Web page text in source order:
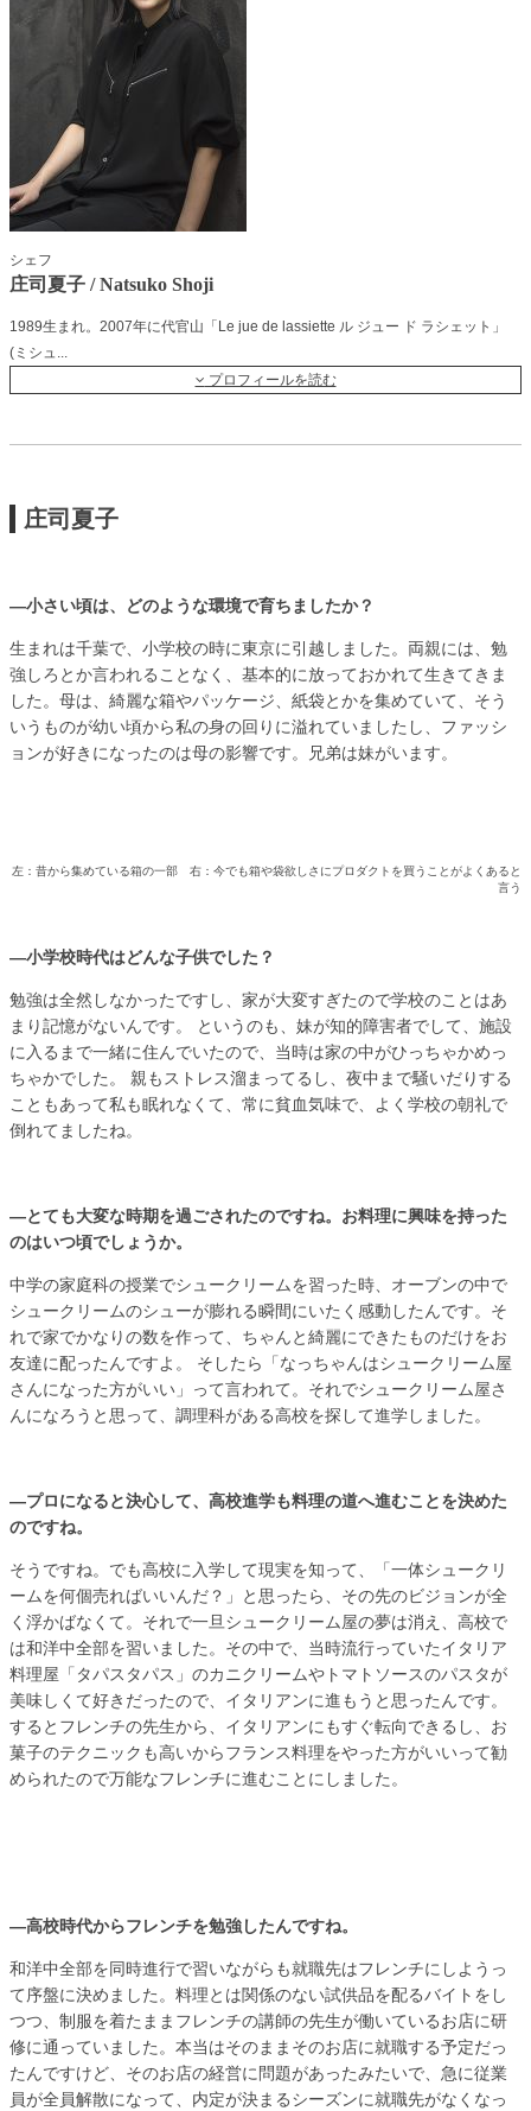
シェフ
庄司夏子 / Natsuko Shoji
1989生まれ。2007年に代官山「Le jue de lassiette ル ジュー ド ラシェット」
(ミシュ...
プロフィールを読む
庄司夏子
―小さい頃は、どのような環境で育ちましたか？
生まれは千葉で、小学校の時に東京に引越しました。両親には、勉
強しろとか言われることなく、基本的に放っておかれて生きてきま
した。母は、綺麗な箱やパッケージ、紙袋とかを集めていて、そう
いうものが幼い頃から私の身の回りに溢れていましたし、ファッシ
ョンが好きになったのは母の影響です。兄弟は妹がいます。
左：昔から集めている箱の一部 右：今でも箱や袋欲しさにプロダクトを買うことがよくあると
言う
―小学校時代はどんな子供でした？
勉強は全然しなかったですし、家が大変すぎたので学校のことはあ
まり記憶がないんです。 というのも、妹が知的障害者でして、施設
に入るまで一緒に住んでいたので、当時は家の中がひっちゃかめっ
ちゃかでした。 親もストレス溜まってるし、夜中まで騒いだりする
こともあって私も眠れなくて、常に貧血気味で、よく学校の朝礼で
倒れてましたね。
―とても大変な時期を過ごされたのですね。お料理に興味を持った
のはいつ頃でしょうか。
中学の家庭科の授業でシュークリームを習った時、オーブンの中で
シュークリームのシューが膨れる瞬間にいたく感動したんです。そ
れで家でかなりの数を作って、ちゃんと綺麗にできたものだけをお
友達に配ったんですよ。 そしたら「なっちゃんはシュークリーム屋
さんになった方がいい」って言われて。それでシュークリーム屋さ
んになろうと思って、調理科がある高校を探して進学しました。
―プロになると決心して、高校進学も料理の道へ進むことを決めた
のですね。
そうですね。でも高校に入学して現実を知って、「一体シュークリ
ームを何個売ればいいんだ？」と思ったら、その先のビジョンが全
く浮かばなくて。それで一旦シュークリーム屋の夢は消え、高校で
は和洋中全部を習いました。その中で、当時流行っていたイタリア
料理屋「タパスタパス」のカニクリームやトマトソースのパスタが
美味しくて好きだったので、イタリアンに進もうと思ったんです。
するとフレンチの先生から、イタリアンにもすぐ転向できるし、お
菓子のテクニックも高いからフランス料理をやった方がいいって勧
められたので万能なフレンチに進むことにしました。
―高校時代からフレンチを勉強したんですね。
和洋中全部を同時進行で習いながらも就職先はフレンチにしようっ
て序盤に決めました。料理とは関係のない試供品を配るバイトをし
つつ、制服を着たままフレンチの講師の先生が働いているお店に研
修に通っていました。本当はそのままそのお店に就職する予定だっ
たんですけど、そのお店の経営に問題があったみたいで、急に従業
員が全員解散になって、内定が決まるシーズンに就職先がなくなっ